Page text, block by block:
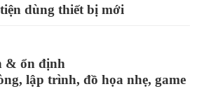
dùng thiết bị mới
& ổn định
lập trình, đồ họa nhẹ, game